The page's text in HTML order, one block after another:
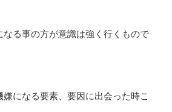
なる事の方が意識は強く行くもので
になる要素、要因に出会った時こ